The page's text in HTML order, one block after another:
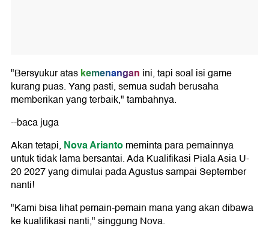
"Bersyukur ataskemenangan ini, tapi soal isi game
kurang puas. Yang pasti, semua sudah berusaha
memberikan yang terbaik," tambahnya.
--baca juga
Akan tetapi, Nova Ariantomeminta para pemainnya
untuk tidak lama bersantai. Ada Kualifikasi Piala Asia U-
20 2027 yang dimulai pada Agustus sampai September
nanti!
"Kami bisa lihat pemain-pemain mana yang akan dibawa
ke kualifikasi nanti," singgung Nova.